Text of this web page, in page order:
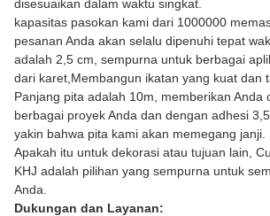
disesuaikan dalam waktu singkat.
kapasitas pasokan kami dari 1000000
pesanan Anda akan selalu dipenuhi tepat
adalah 2,5 cm, sempurna untuk berbagai
dari karet,Membangun ikatan yang kuat dan
Panjang pita adalah 10m, memberikan Anda
berbagai proyek Anda dan dengan adhesi
yakin bahwa pita kami akan memegang janji.
Apakah itu untuk dekorasi atau tujuan lain,
KHJ adalah pilihan yang sempurna untuk
Anda.
Dukungan dan Layanan: